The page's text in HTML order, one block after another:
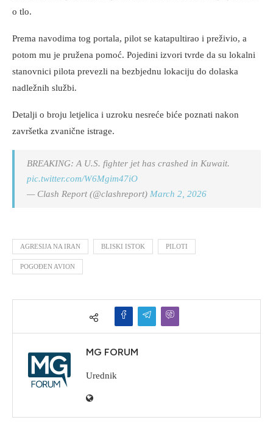
o tlo.
Prema navodima tog portala, pilot se katapultirao i preživio, a
potom mu je pružena pomoć. Pojedini izvori tvrde da su lokalni
stanovnici pilota prevezli na bezbjednu lokaciju do dolaska
nadležnih službi.
Detalji o broju letjelica i uzroku nesreće biće poznati nakon
završetka zvanične istrage.
BREAKING: A U.S. fighter jet has crashed in Kuwait.
pic.twitter.com/W6Mgim47iO
— Clash Report (@clashreport) March 2, 2026
AGRESIJA NA IRAN BLISKI ISTOK PILOTI
POGOĐEN AVION
MG FORUM
Urednik